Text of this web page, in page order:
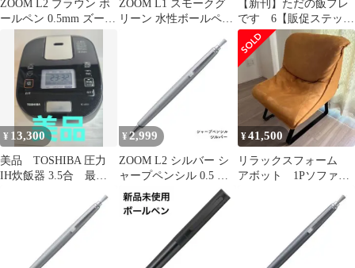
ZOOM L2 ブラウン ボ
ールペン 0.5mm ズーム
BC-ZL2EC59
ZOOM L1 スモークグ
リーン 水性ボールペン
【新刊】ただの飯フレ
です 6【販促ステッカ
ー付き】
¥ 13,300
美品 TOSHIBA 圧力
IH炊飯器 3.5合 最終
¥ 2,999
ZOOM L2 シルバー シ
ャープペンシル 0.5 ズ
ーム SH-ZL2C07
¥41,500
リラックスフォーム
アボット 1Pソファ